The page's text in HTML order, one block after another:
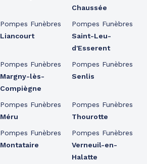
Pompes Funèbres
Liancourt
Pompes Funèbres
Margny-lès-
Compiègne
Pompes Funèbres
Méru
Pompes Funèbres
Montataire
Chaussée
Pompes Funèbres
Saint-Leu-
d'Esserent
Pompes Funèbres
Senlis
Pompes Funèbres
Thourotte
Pompes Funèbres
Verneuil-en-
Halatte